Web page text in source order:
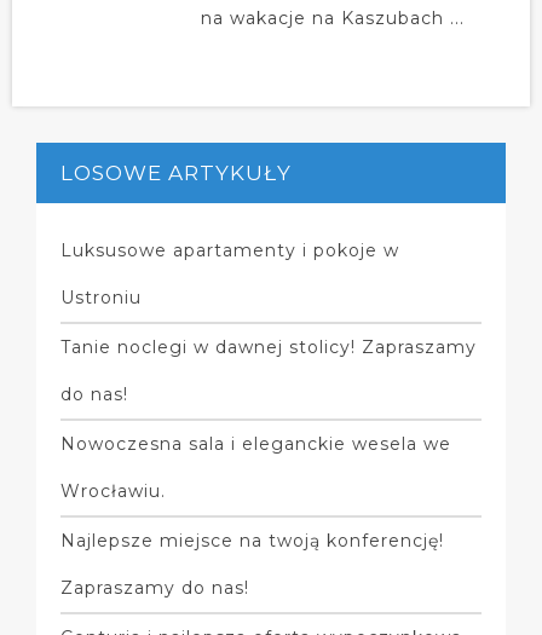
na wakacje na Kaszubach ...
LOSOWE ARTYKUŁY
Luksusowe apartamenty i pokoje w
Ustroniu
Tanie noclegi w dawnej stolicy! Zapraszamy
do nas!
Nowoczesna sala i eleganckie wesela we
Wrocławiu.
Najlepsze miejsce na twoją konferencję!
Zapraszamy do nas!